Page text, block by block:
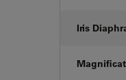
Iris